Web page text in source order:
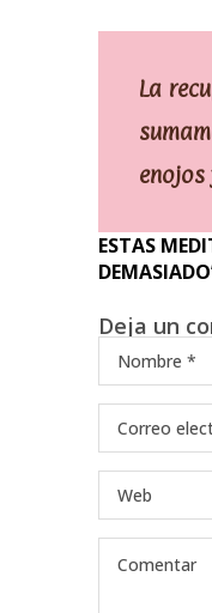
La
enojos
ESTAS
Deja un